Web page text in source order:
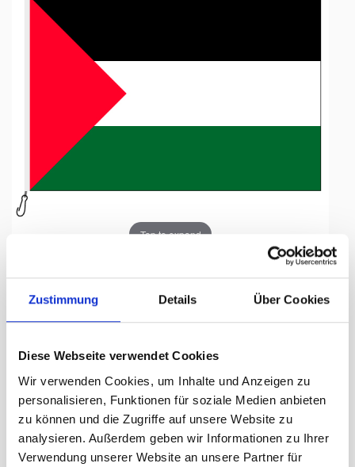
Zustimmung Details Über Cookies
Diese Webseite verwendet Cookies
Wir verwenden Cookies, um Inhalte und Anzeigen zu
personalisieren, Funktionen für soziale Medien anbieten
zu können und die Zugriffe auf unsere Website zu
analysieren. Außerdem geben wir Informationen zu Ihrer
Verwendung unserer Website an unsere Partner für
Tap to expand
Palästina, 100 x 150 cm
Lieferzeit Tage:ca. 5-7 Arbeitstage
97.50 CHF